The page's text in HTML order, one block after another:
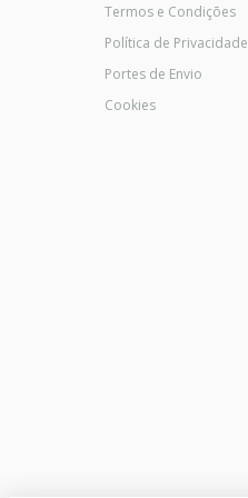
Termos e Condições
Política de Privacidade
Portes de Envio
Cookies